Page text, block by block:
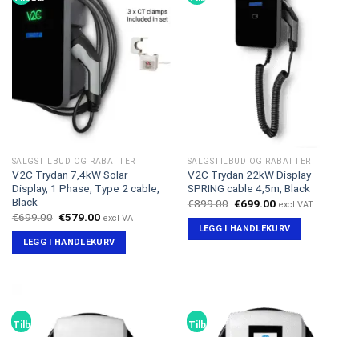
SALGSTILBUD OG RABATTER
V2C Trydan 7,4kW Solar –
Display, 1 Phase, Type 2 cable,
Black
€699.00 Opprinnelig
var:
€699.00.
€579.00Nåværende
er:
€579.00.
excl VAT
LEGG I HANDLEKURV
SALGSTILBUD OG RABATTER
V2C Trydan 22kW Display
SPRING cable 4,5m, Black
€899.00 Opprinnelig
var:
€899.00.
€699.00Nåværende
er:
€699.00.
excl VAT
LEGG I HANDLEKURV
Tilbud! Tilbud!